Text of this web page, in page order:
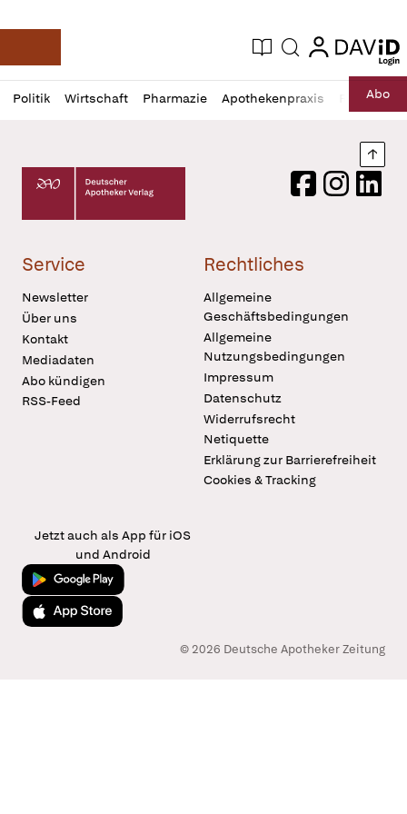
Deutsche Apotheker Zeitung
Aktuelle Ausgabe
Suche login
login
Politik Wirtschaft Pharmazie Apothekenpraxis RechtAbo
Profil
öffnen
Daz
Pur
Deutscher Apotheker Verlag Logo
FacebookInstagram
Service
Newsletter
Über uns
Kontakt
Mediadaten
Abo kündigen
RSS-Feed
Rechtliches
Allgemeine
Geschäftsbedingungen
Allgemeine
Nutzungsbedingungen
Impressum
Datenschutz
Widerrufsrecht
Netiquette
Erklärung zur Barrierefreiheit
Cookies & Tracking
Jetzt auch als App für iOS
und Android
Jetzt bei Google Play
Laden im App Store
© 2026 Deutsche Apotheker Zeitung